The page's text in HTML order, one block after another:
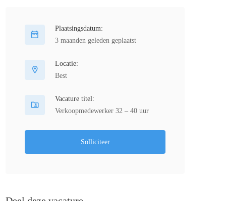
Plaatsingsdatum:
3 maanden geleden geplaatst
Locatie:
Best
Vacature titel:
Verkoopmedewerker 32 – 40 uur
Solliciteer